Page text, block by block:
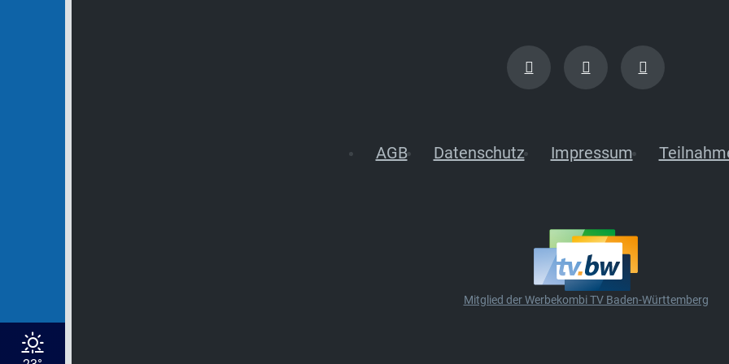
AGB Datenschutz Impressum
Mitglied der Werbekombi TV Baden-Württemberg